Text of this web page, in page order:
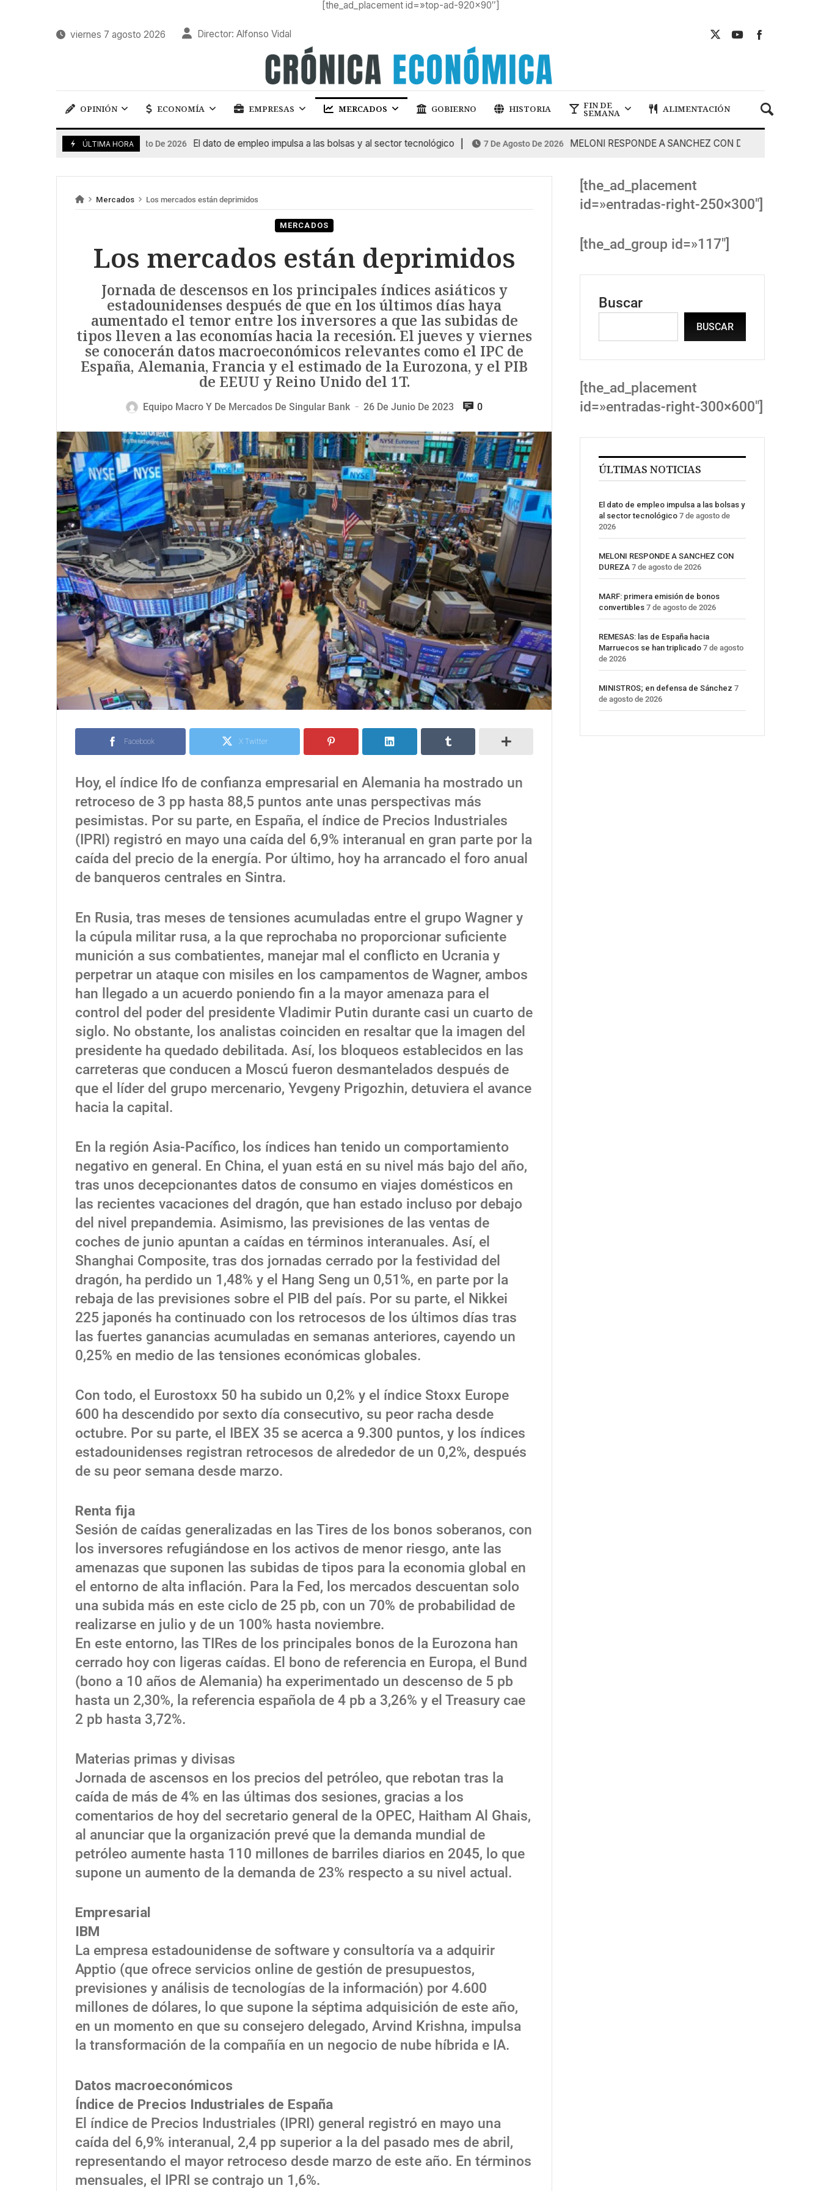
[the_ad_placement id=»top-ad-920×90″]
viernes 7 agosto 2026 Director: Alfonso Vidal
OPINIÓN ECONOMÍA EMPRESAS MERCADOS GOBIERNO HISTORIA FIN DE
SEMANA ALIMENTACIÓN
ÚLTIMA HORA
7 De Agosto De 2026 El dato de empleo impulsa a las bolsas y al sector tecnológico 7 De Agosto De 2026 MELONI RESPONDE A SANCHEZ CON DUREZA
Mercados Los mercados están deprimidos
MERCADOS
Los mercados están deprimidos
Jornada de descensos en los principales índices asiáticos y
estadounidenses después de que en los últimos días haya
aumentado el temor entre los inversores a que las subidas de
tipos lleven a las economías hacia la recesión. El jueves y viernes
se conocerán datos macroeconómicos relevantes como el IPC de
España, Alemania, Francia y el estimado de la Eurozona, y el PIB
de EEUU y Reino Unido del 1T.
Equipo Macro Y De Mercados De Singular Bank — 26 De Junio De 2023 0
Facebook X Twitter
Hoy, el índice Ifo de confianza empresarial en Alemania ha mostrado un
retroceso de 3 pp hasta 88,5 puntos ante unas perspectivas más
pesimistas. Por su parte, en España, el índice de Precios Industriales
(IPRI) registró en mayo una caída del 6,9% interanual en gran parte por la
caída del precio de la energía. Por último, hoy ha arrancado el foro anual
de banqueros centrales en Sintra.
En Rusia, tras meses de tensiones acumuladas entre el grupo Wagner y
la cúpula militar rusa, a la que reprochaba no proporcionar suficiente
munición a sus combatientes, manejar mal el conflicto en Ucrania y
perpetrar un ataque con misiles en los campamentos de Wagner, ambos
han llegado a un acuerdo poniendo fin a la mayor amenaza para el
control del poder del presidente Vladimir Putin durante casi un cuarto de
siglo. No obstante, los analistas coinciden en resaltar que la imagen del
presidente ha quedado debilitada. Así, los bloqueos establecidos en las
carreteras que conducen a Moscú fueron desmantelados después de
que el líder del grupo mercenario, Yevgeny Prigozhin, detuviera el avance
hacia la capital.
En la región Asia-Pacífico, los índices han tenido un comportamiento
negativo en general. En China, el yuan está en su nivel más bajo del año,
tras unos decepcionantes datos de consumo en viajes domésticos en
las recientes vacaciones del dragón, que han estado incluso por debajo
del nivel prepandemia. Asimismo, las previsiones de las ventas de
coches de junio apuntan a caídas en términos interanuales. Así, el
Shanghai Composite, tras dos jornadas cerrado por la festividad del
dragón, ha perdido un 1,48% y el Hang Seng un 0,51%, en parte por la
rebaja de las previsiones sobre el PIB del país. Por su parte, el Nikkei
225 japonés ha continuado con los retrocesos de los últimos días tras
las fuertes ganancias acumuladas en semanas anteriores, cayendo un
0,25% en medio de las tensiones económicas globales.
Con todo, el Eurostoxx 50 ha subido un 0,2% y el índice Stoxx Europe
600 ha descendido por sexto día consecutivo, su peor racha desde
octubre. Por su parte, el IBEX 35 se acerca a 9.300 puntos, y los índices
estadounidenses registran retrocesos de alrededor de un 0,2%, después
de su peor semana desde marzo.
Renta fija
Sesión de caídas generalizadas en las Tires de los bonos soberanos, con
los inversores refugiándose en los activos de menor riesgo, ante las
amenazas que suponen las subidas de tipos para la economia global en
el entorno de alta inflación. Para la Fed, los mercados descuentan solo
una subida más en este ciclo de 25 pb, con un 70% de probabilidad de
realizarse en julio y de un 100% hasta noviembre.
En este entorno, las TIRes de los principales bonos de la Eurozona han
cerrado hoy con ligeras caídas. El bono de referencia en Europa, el Bund
(bono a 10 años de Alemania) ha experimentado un descenso de 5 pb
hasta un 2,30%, la referencia española de 4 pb a 3,26% y el Treasury cae
2 pb hasta 3,72%.
Materias primas y divisas
Jornada de ascensos en los precios del petróleo, que rebotan tras la
caída de más de 4% en las últimas dos sesiones, gracias a los
comentarios de hoy del secretario general de la OPEC, Haitham Al Ghais,
al anunciar que la organización prevé que la demanda mundial de
petróleo aumente hasta 110 millones de barriles diarios en 2045, lo que
supone un aumento de la demanda de 23% respecto a su nivel actual.
Empresarial
IBM
La empresa estadounidense de software y consultoría va a adquirir
Apptio (que ofrece servicios online de gestión de presupuestos,
previsiones y análisis de tecnologías de la información) por 4.600
millones de dólares, lo que supone la séptima adquisición de este año,
en un momento en que su consejero delegado, Arvind Krishna, impulsa
la transformación de la compañía en un negocio de nube híbrida e IA.
Datos macroeconómicos
Índice de Precios Industriales de España
El índice de Precios Industriales (IPRI) general registró en mayo una
caída del 6,9% interanual, 2,4 pp superior a la del pasado mes de abril,
representando el mayor retroceso desde marzo de este año. En términos
mensuales, el IPRI se contrajo un 1,6%.
[the_ad_placement
id=»entradas-right-250×300″]
[the_ad_group id=»117″]
Buscar
BUSCAR
[the_ad_placement
id=»entradas-right-300×600″]
ÚLTIMAS NOTICIAS
El dato de empleo impulsa a las bolsas y
al sector tecnológico 7 de agosto de
2026
MELONI RESPONDE A SANCHEZ CON
DUREZA 7 de agosto de 2026
MARF: primera emisión de bonos
convertibles 7 de agosto de 2026
REMESAS: las de España hacia
Marruecos se han triplicado 7 de agosto
de 2026
MINISTROS; en defensa de Sánchez 7
de agosto de 2026